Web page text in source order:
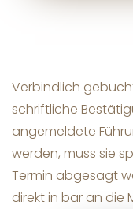
Verbindlich
schriftliche
angemeldete
werden, muss sie
Termin abgesagt
direkt in bar an die